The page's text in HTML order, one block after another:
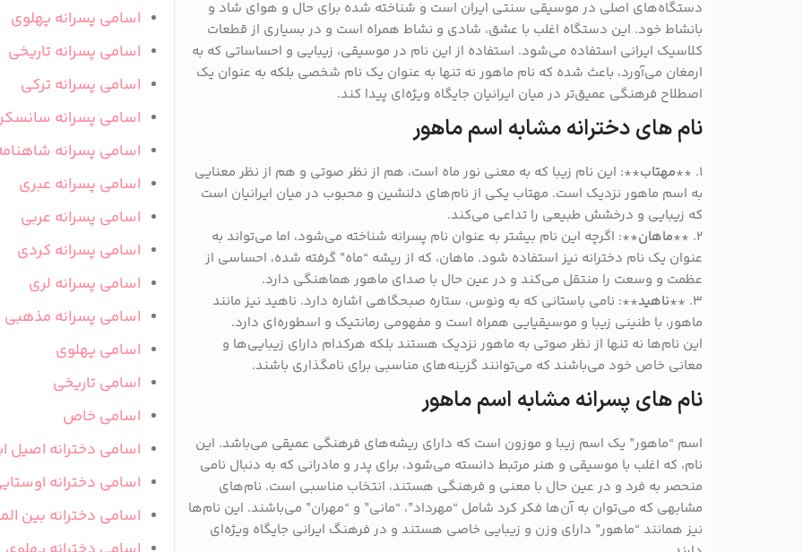
دستگاه‌های اصلی در موسیقی سنتی ایران است و شناخته شده برای حال و هوای شاد و
بانشاط خود. این دستگاه اغلب با عشق، شادی و نشاط همراه است و در بسیاری از قطعات
کلاسیک ایرانی استفاده می‌شود. استفاده از این نام در موسیقی، زیبایی و احساساتی که به
ارمغان می‌آورد، باعث شده که نام ماهور نه تنها به عنوان یک نام شخصی بلکه به عنوان یک
اصطلاح فرهنگی عمیق‌تر در میان ایرانیان جایگاه ویژه‌ای پیدا کند.
نام های دخترانه مشابه اسم ماهور
۱. ** مهتاب**: این نام زیبا که به معنی نور ماه است، هم از نظر صوتی و هم از نظر معنایی
به اسم ماهور نزدیک است. مهتاب یکی از نام‌های دلنشین و محبوب در میان ایرانیان است
که زیبایی و درخشش طبیعی را تداعی می‌کند.
2. **
ماهان**: اگرچه این نام بیشتر به عنوان نام پسرانه شناخته می‌شود، اما می‌تواند به
عنوان یک نام دخترانه نیز استفاده شود. ماهان، که از ریشه “ماه” گرفته شده، احساسی از
عظمت و وسعت را منتقل می‌کند و در عین حال با صدای ماهور هماهنگی دارد.
3. **
ناهید**: نامی باستانی که به ونوس، ستاره صبحگاهی اشاره دارد. ناهید نیز مانند
ماهور، با طنینی زیبا و موسیقیایی همراه است و مفهومی رمانتیک و اسطوره‌ای دارد.
این نام‌ها نه تنها از نظر صوتی به ماهور نزدیک هستند بلکه هرکدام دارای زیبایی‌ها و
معانی خاص خود می‌باشند که می‌توانند گزینه‌های مناسبی برای نامگذاری باشند.
نام های پسرانه مشابه اسم ماهور
اسم “ماهور” یک اسم زیبا و موزون است که دارای ریشه‌های فرهنگی عمیقی می‌باشد. این
نام، که اغلب با موسیقی و هنر مرتبط دانسته می‌شود، برای پدر و مادرانی که به دنبال نامی
منحصر به فرد و در عین حال با معنی و فرهنگی هستند، انتخاب مناسبی است. نام‌های
مشابهی که می‌توان به آن‌ها فکر کرد شامل “مهرداد”، “مانی” و “مهران” می‌باشند. این نام‌ها
نیز همانند “ماهور” دارای وزن و زیبایی خاصی هستند و در فرهنگ ایرانی جایگاه ویژه‌ای
اسامی پسرانه پهلوی
اسامی پسرانه تاریخی
اسامی پسرانه ترکی
اسامی پسرانه
اسامی پسرانه
اسامی پسرانه عبری
اسامی پسرانه عربی
اسامی پسرانه کردی
اسامی پسرانه لری
اسامی پسرانه مذهبی
اسامی پهلوی
اسامی تاریخی
اسامی خاص
اسامی دخترانه اصیل
اسامی دخترانه
اسامی دخترانه بین